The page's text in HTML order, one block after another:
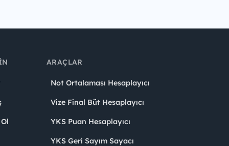
ARAÇLAR
Not Ortalaması Hesaplayıcı
Vize Final Büt Hesaplayıcı
YKS Puan Hesaplayıcı
YKS Geri Sayım Sayacı